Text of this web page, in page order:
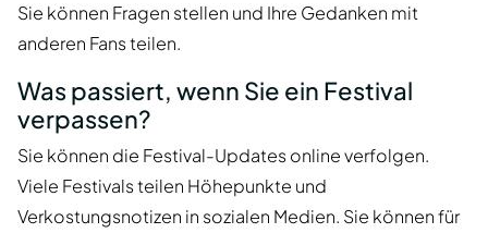
Sie können Fragen stellen und Ihre Gedanken mit
anderen Fans teilen.
Was passiert, wenn Sie ein Festival
verpassen?
Sie können die Festival-Updates online verfolgen.
Viele Festivals teilen Höhepunkte und
Verkostungsnotizen in sozialen Medien. Sie können für